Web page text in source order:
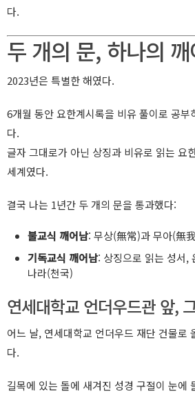
다.
두 개의 문, 하나의
2023년은 특별한 해였다.
6개월 동안 요한계시록을 비유 풀이로 공부
다.
글자 그대로가 아닌 상징과 비유로 읽는 요
세계였다.
결국 나는 1년간 두 개의 문을 통과했다:
불교식 깨어남: 무상(無常)과 무아(無
기독교식 깨어남: 상징으로 읽는 성서,
나라(천국)
연세대학교 언더우드관 앞,
어느 날, 연세대학교 언더우드 재단 건물로
다.
길목에 있는 돌에 새겨진 성경 구절이 눈에